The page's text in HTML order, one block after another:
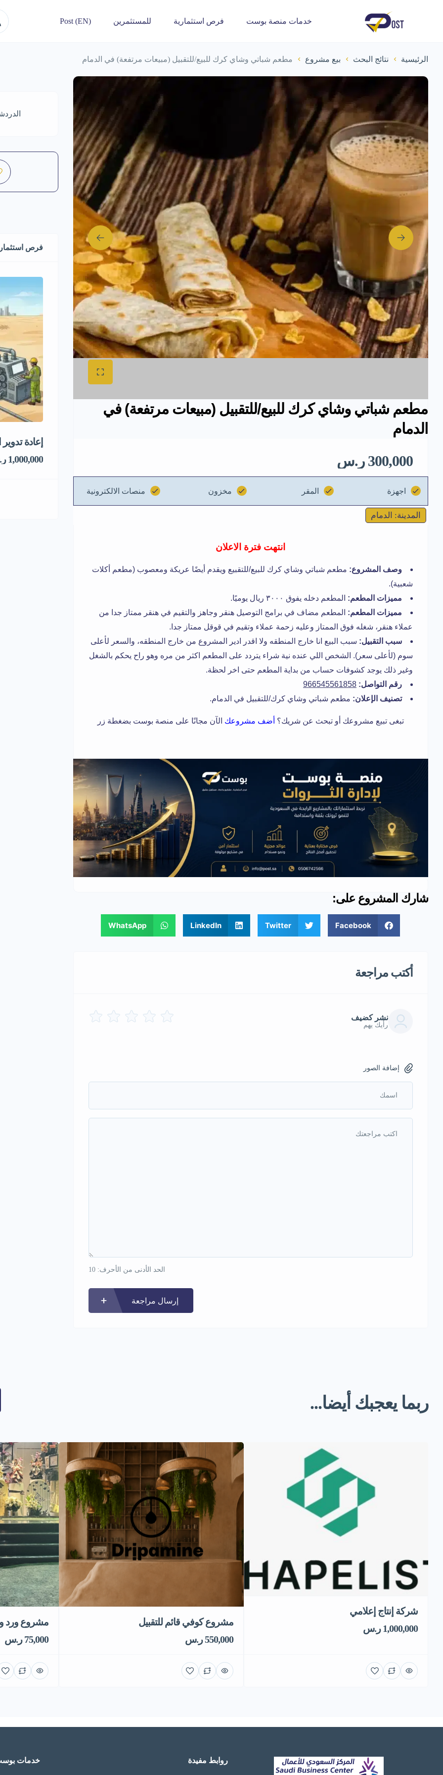
خدمات منصة بوست فرص استثمارية للمستثمرين Post (EN)
الرئيسية نتائج البحث بيع مشروع مطعم شباتي وشاي كرك للبيع/للتقبيل (مبيعات مرتفعة) في الدمام
مطعم شباتي وشاي كرك للبيع/للتقبيل (مبيعات مرتفعة) في
الدمام
300,000 ر.س
اجهزة المقر مخزون منصات الالكترونية
المدينة: الدمام
انتهت فترة الاعلان
وصف المشروع: مطعم شباتي وشاي كرك للبيع/للتقبيع ويقدم أيضًا عريكة ومعصوب (مطعم أكلات
شعبية).
مميزات المطعم: المطعم دخله يفوق ٣٠٠٠ ريال يوميًا.
مميزات المطعم: المطعم مضاف في برامج التوصيل هنقر وجاهز والتقيم في هنقر ممتاز جدا من
عملاء هنقر، شغله فوق الممتاز وعليه زحمة عملاء وتقيم في قوقل ممتاز جدا.
سبب التقبيل: سبب البيع انا خارج المنطقه ولا اقدر ادير المشروع من خارج المنطقه، والسعر لأعلى
سوم (لأعلى سعر). الشخص اللي عنده نية شراء يتردد على المطعم اكثر من مره وهو راح يحكم بالشغل
وغير ذلك يوجد كشوفات حساب من بداية المطعم حتى اخر لحظة.
رقم التواصل: 966545561858
تصنيف الإعلان: مطعم شباتي وشاي كرك/للتقبيل في الدمام.
تبغى تبيع مشروعك أو تبحث عن شريك؟ أضف مشروعك الآن مجانًا على منصة بوست بضغطة زر
شارك المشروع على:
Facebook
Twitter
LinkedIn
WhatsApp
أكتب مراجعة
نشر كضيف
رأيك يهم
إضافة الصور
الحد الأدنى من الأحرف: 10
إرسال مراجعة
فرص
إعادة
1,000,000 ر.س
ربما يعجبك أيضا...
شركة إنتاج إعلامي
1,000,000 ر.س
مشروع كوفي قائم للتقبيل
550,000 ر.س
مشروع ورد
75,000 ر.س
روابط مفيدة خدمات